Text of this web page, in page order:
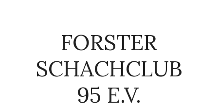
FORSTER
SCHACHCLUB
95 E.V.